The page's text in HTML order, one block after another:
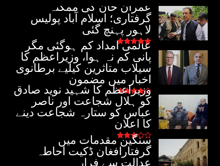
عمران خان کی ممکنہ
گرفتاری؛ اسلام آباد پولیس
لاہور پہنچ گئی
عالمی امداد کم ہوگئی مگر
پانی کم نہ ہوا، وزیراعظم کا
سیلاب متاثرین کیلیے برطانوی
اخبار میں مضمون
وزیراعظم کا شہید نوید صادق
کو ہلال شجاعت اور ناصر
عباس کو ستارہ شجاعت دینے
کا اعلان
سنگین مقدمات میں
گرفتارافغان ڈکیت احاطہ
عدالت سے فرار